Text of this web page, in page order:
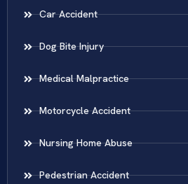
Car Accident
Dog Bite Injury
Medical Malpractice
Motorcycle Accident
Nursing Home Abuse
Pedestrian Accident